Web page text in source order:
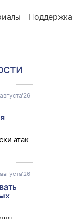
Поддержка
атак